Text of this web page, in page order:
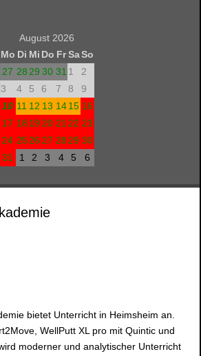
August 2026
Mo Di Mi Do Fr SaSo
27 28 29 30 31 1
2
3
4 5 6 7 8
9
10 11 12 13 14 15 16
17 18 19 20 21 22 23
24 25 26 27 28 29 30
31
1 2 3 4 5 6
bietet Unterricht in Heimsheim an.
WellPutt XL pro mit Quintic und
moderner und analytischer Unterricht